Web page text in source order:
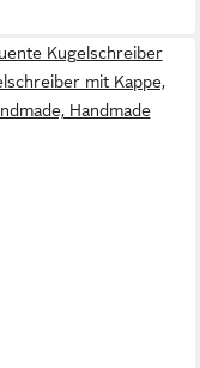
Kugelschreiber
mit Kappe,
Handmade